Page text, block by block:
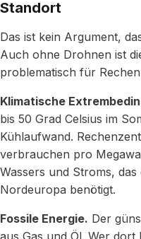
Standort
Das ist kein Argument,
Auch ohne Drohnen ist
problematisch für
Klimatische
bis 50 Grad Celsius im
Kühlaufwand.
verbrauchen pro
Wassers und Stroms,
Nordeuropa benötigt.
Fossile Energie. Der
aus Gas und Öl. Wer